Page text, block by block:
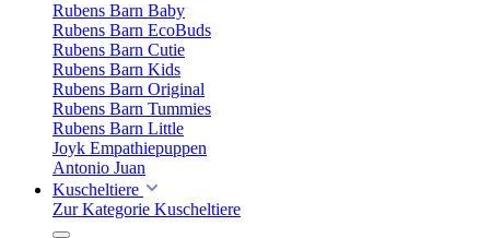
Rubens Barn Baby
Rubens Barn EcoBuds
Rubens Barn Cutie
Rubens Barn Kids
Rubens Barn Original
Rubens Barn Tummies
Rubens Barn Little
Joyk Empathiepuppen
Antonio Juan
Kuscheltiere
Zur Kategorie Kuscheltiere